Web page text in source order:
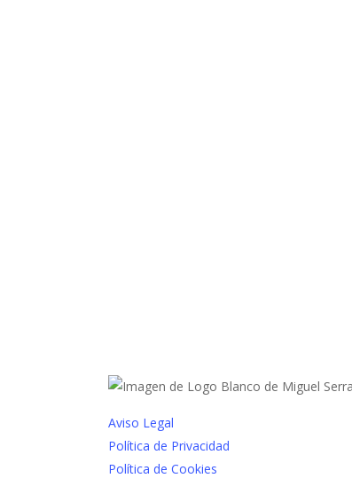
Aviso Legal
Política de Privacidad
Política de Cookies